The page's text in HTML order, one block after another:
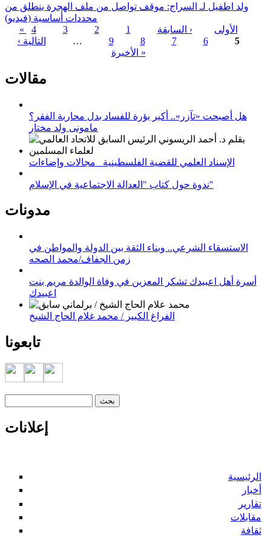
ولد اطفيل لـ السراج: موقف تواصل من ملف الهجرة ينطلق من
محددات أساسية (فيديو)
الصفحات
« الأولى ‹ السابقة 1
2
3
4
5
6
7
8
9
…
التالية ›
الأخيرة »
مقالات
هل أصبحت «تآزر».. أكبر بؤرة للفساد بدل محاربة الفقر؟
مامونى ولد مختار
الإسناد العلمي للقضية الفلسطينية_ مجالات وإضاءات
ندوة حول كتاب "العدالة الاجتماعية في الإسلام"
مدونات
الاستسقاء الشرعي.. وبناء الثقة بين الدولة والمواطن في
زمن الجفاف/محمد الصحه
أسرة أهل اعبيدك تشكر المعزين في وفاة الوالدة مريم بنت
اعبيدك
الفراغ الكبير / محمد غلام الحاج الشيخ
تابعونا
إعلانات
الرئيسية
أخبار
تقارير
مقابلات
ثقافة